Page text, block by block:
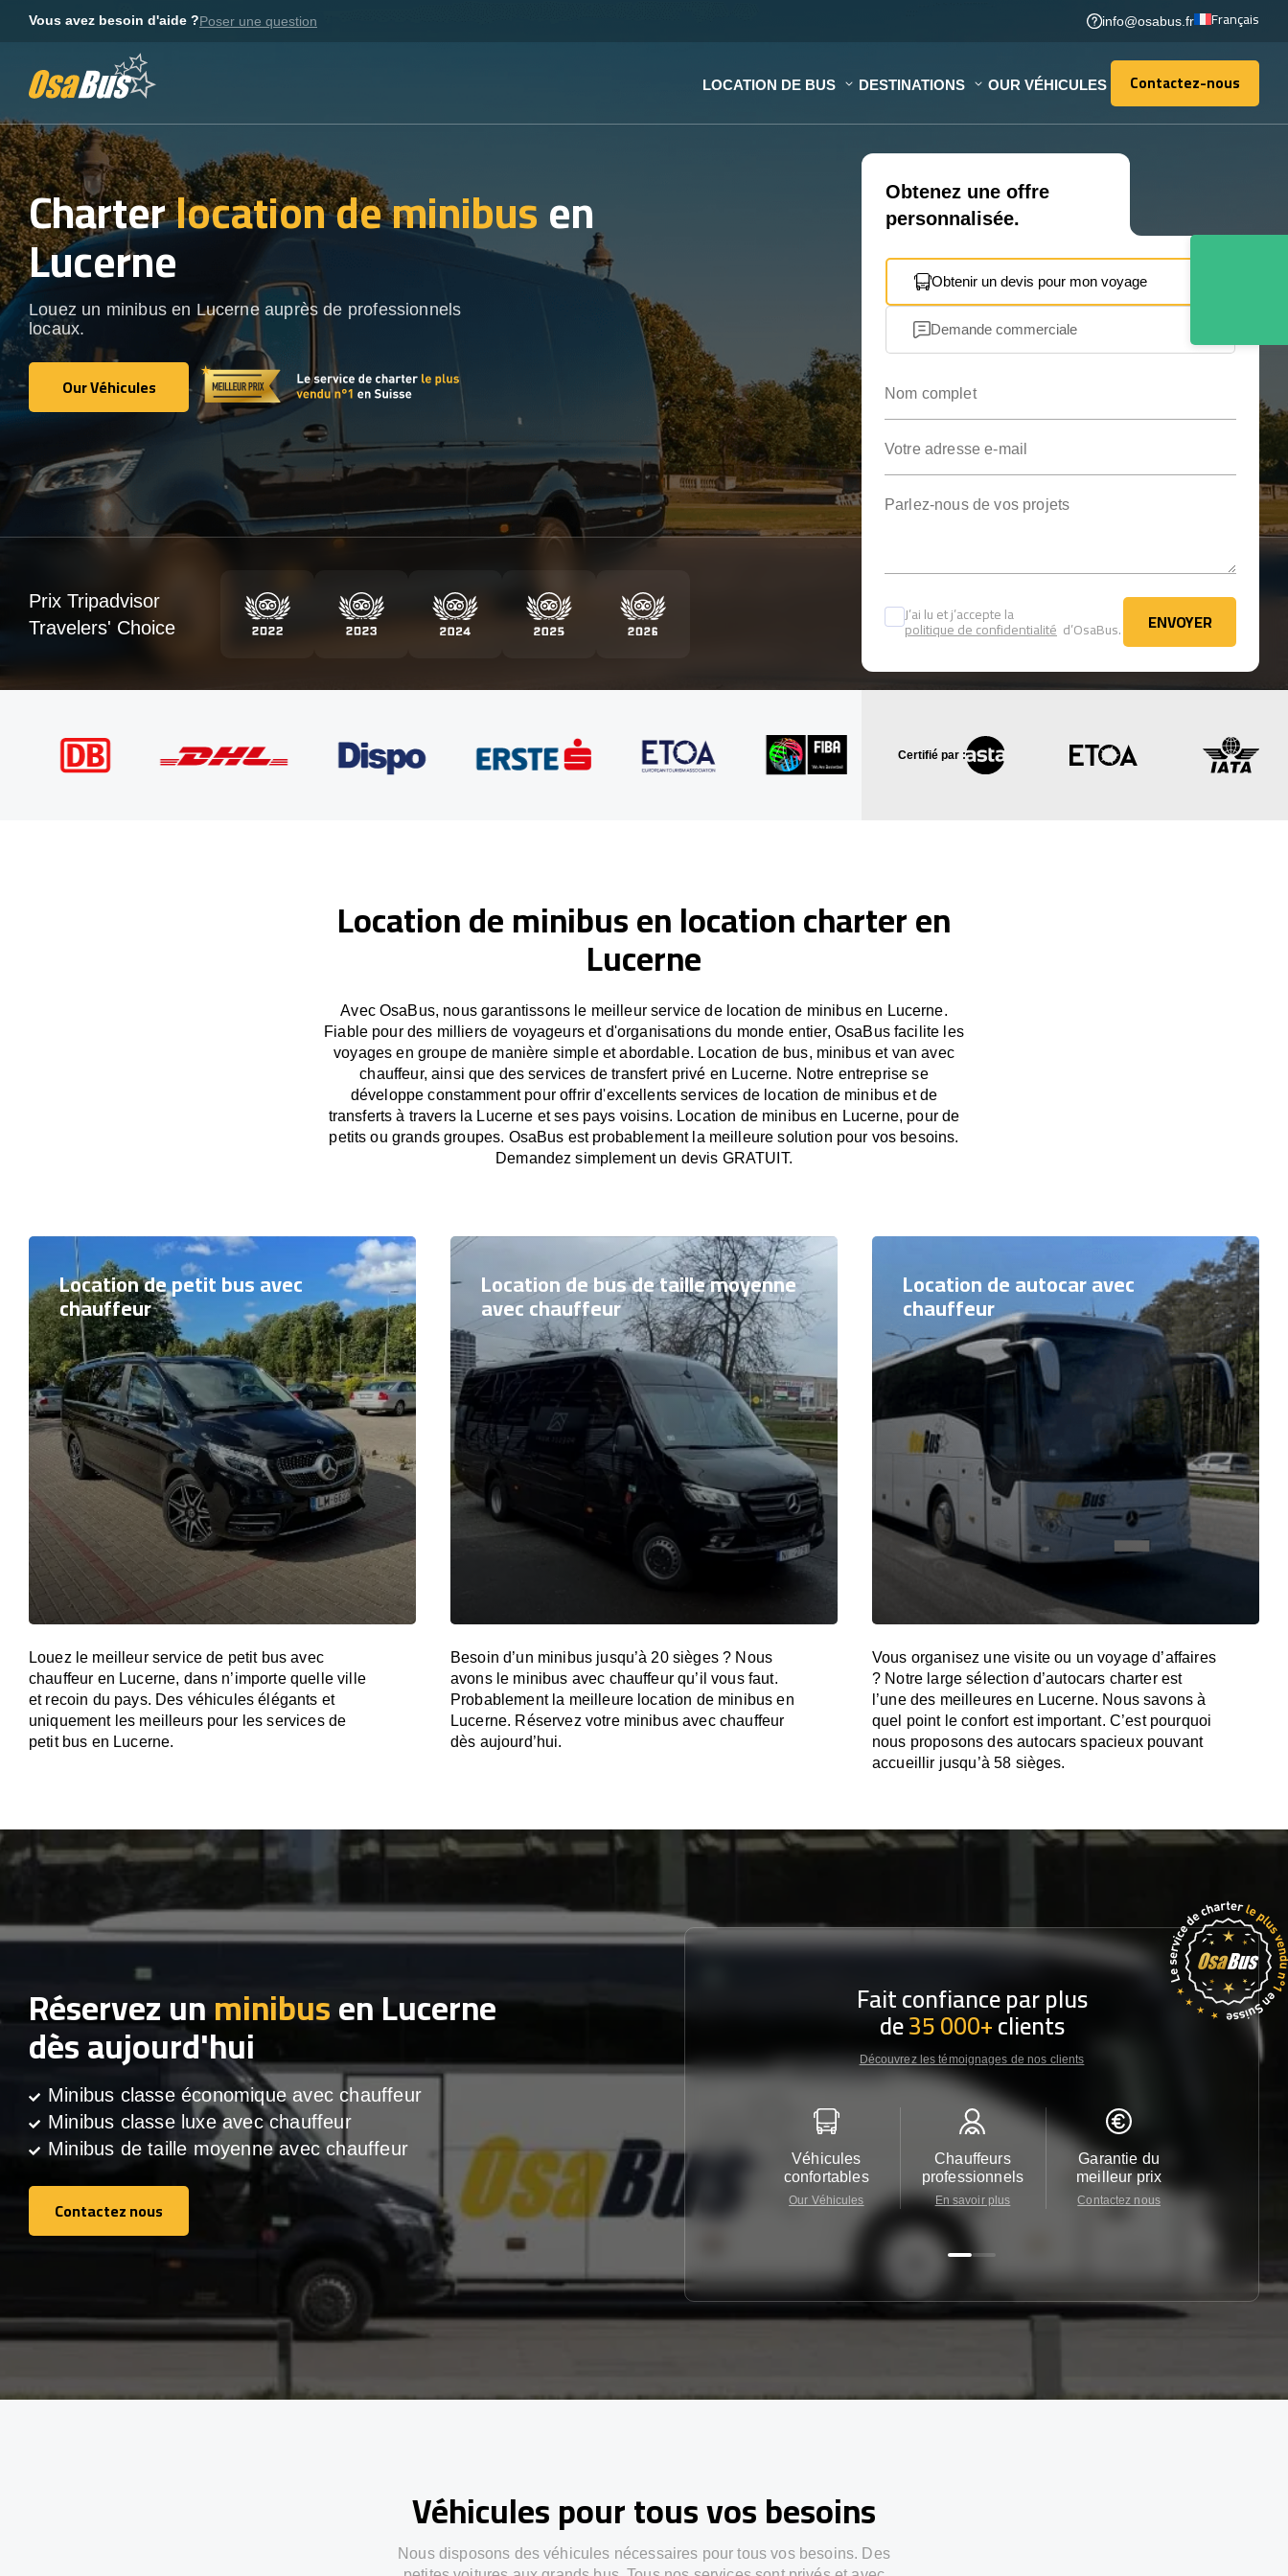
Vous avez besoin d'aide ?Poser une question info@osabus.fr Français
LOCATION DE BUS DESTINATIONS OUR VÉHICULES Contactez-nous
Contactez-nous
Charterlocation de minibusen
Lucerne
Louez un minibus en Lucerne auprès de professionnels
locaux.
Our Véhicules
Our Véhicules
Obtenez une offre
personnalisée.
Obtenir un devis pour mon voyage
Demande commerciale
J’ai lu et j’accepte la
politique de confidentialité d’OsaBus. ENVOYER
ENVOYER
Prix Tripadvisor
Travelers' Choice
Certifié par :
Location de minibus en location charter en
Lucerne
Avec OsaBus, nous garantissons le meilleur service de location de minibus en Lucerne.
Fiable pour des milliers de voyageurs et d'organisations du monde entier, OsaBus facilite les
voyages en groupe de manière simple et abordable. Location de bus, minibus et van avec
chauffeur, ainsi que des services de transfert privé en Lucerne. Notre entreprise se
développe constamment pour offrir d'excellents services de location de minibus et de
transferts à travers la Lucerne et ses pays voisins. Location de minibus en Lucerne, pour de
petits ou grands groupes. OsaBus est probablement la meilleure solution pour vos besoins.
Demandez simplement un devis GRATUIT.
Location de petit bus avec
chauffeur
Louez le meilleur service de petit bus avec
chauffeur en Lucerne, dans n’importe quelle ville
et recoin du pays. Des véhicules élégants et
uniquement les meilleurs pour les services de
petit bus en Lucerne.
Location de bus de taille moyenne
avec chauffeur
Besoin d’un minibus jusqu’à 20 sièges ? Nous
avons le minibus avec chauffeur qu’il vous faut.
Probablement la meilleure location de minibus en
Lucerne. Réservez votre minibus avec chauffeur
dès aujourd’hui.
Location de autocar avec
chauffeur
Vous organisez une visite ou un voyage d’affaires
? Notre large sélection d’autocars charter est
l’une des meilleures en Lucerne. Nous savons à
quel point le confort est important. C’est pourquoi
nous proposons des autocars spacieux pouvant
accueillir jusqu’à 58 sièges.
Réservez unminibusen Lucerne
dès aujourd'hui
Minibus classe économique avec chauffeur
Minibus classe luxe avec chauffeur
Minibus de taille moyenne avec chauffeur
Contactez nous
Contactez nous
Fait confiance par plus
de35 000+clients
Découvrez les témoignages de nos clients
Véhicules
confortables
Our Véhicules
Chauffeurs
professionnels
En savoir plus
Garantie du
meilleur prix
Contactez nous
Véhicules pour tous vos besoins
Nous disposons des véhicules nécessaires pour tous vos besoins. Des